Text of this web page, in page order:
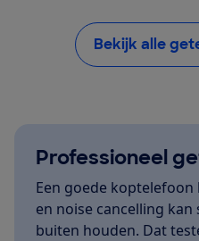
Bekijk alle
Professioneel
Een goede
en noise cancelling
buiten houden. Dat